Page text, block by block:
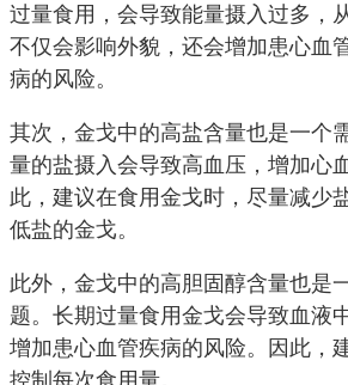
过量食用，会导致能量摄入过多，
不仅会影响外貌，还会增加患心血
病的风险。
其次，金戈中的高盐含量也是一个
量的盐摄入会导致高血压，增加心
此，建议在食用金戈时，尽量减少
低盐的金戈。
此外，金戈中的高胆固醇含量也是
题。长期过量食用金戈会导致血液
增加患心血管疾病的风险。因此，
控制每次食用量。